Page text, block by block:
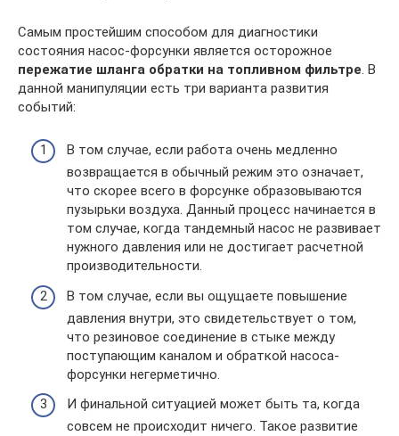
Самым простейшим способом для диагностики
состояния насос-форсунки является осторожное
пережатие шланга обратки на топливном фильтре . В
данной манипуляции есть три варианта развития
событий:
В том случае, если работа очень медленно
возвращается в обычный режим это означает,
что скорее всего в форсунке образовываются
пузырьки воздуха. Данный процесс начинается в
том случае, когда тандемный насос не развивает
нужного давления или не достигает расчетной
производительности.
В том случае, если вы ощущаете повышение
давления внутри, это свидетельствует о том,
что резиновое соединение в стыке между
поступающим каналом и обраткой насоса-
форсунки негерметично.
И финальной ситуацией может быть та, когда
совсем не происходит ничего. Такое развитие